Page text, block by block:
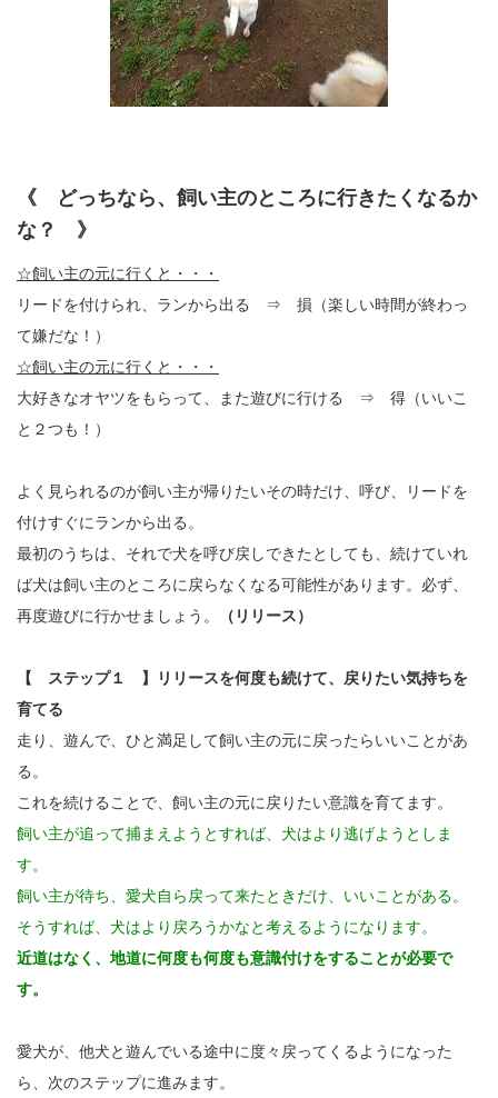
《 どっちなら、飼い主のところに行きたくなるか
な？ 》
☆飼い主の元に行くと・・・
リードを付けられ、ランから出る ⇒ 損（楽しい時間が終わっ
て嫌だな！）
☆飼い主の元に行くと・・・
大好きなオヤツをもらって、また遊びに行ける ⇒ 得（いいこ
と２つも！）
よく見られるのが飼い主が帰りたいその時だけ、呼び、リードを
付けすぐにランから出る。
最初のうちは、それで犬を呼び戻しできたとしても、続けていれ
ば犬は飼い主のところに戻らなくなる可能性があります。必ず、
再度遊びに行かせましょう。
（リリース）
【 ステップ１ 】リリースを何度も続けて、戻りたい気持ちを
育てる
走り、遊んで、ひと満足して飼い主の元に戻ったらいいことがあ
る。
これを続けることで、飼い主の元に戻りたい意識を育てます。
飼い主が追って捕まえようとすれば、犬はより逃げようとしま
す。
飼い主が待ち、愛犬自ら戻って来たときだけ、いいことがある。
そうすれば、犬はより戻ろうかなと考えるようになります。
近道はなく、地道に何度も何度も意識付けをすることが必要で
す。
愛犬が、他犬と遊んでいる途中に度々戻ってくるようになった
ら、次のステップに進みます。